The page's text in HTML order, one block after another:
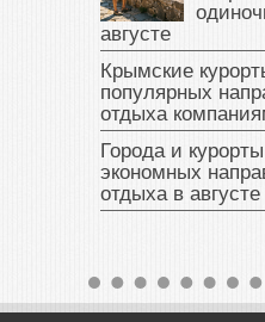
августе
Крымские
популярных
отдыха
Города и
экономных
отдыха в августе